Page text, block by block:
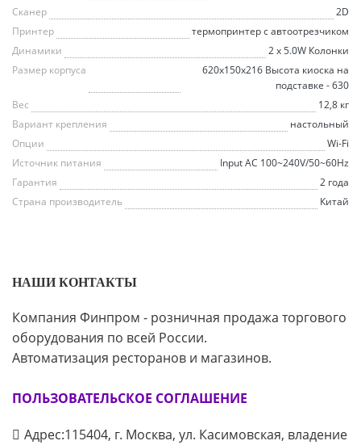
Сканер
2D
Принтер
термопринтер с автоотрезчиком
Динамики
2 х 5.0W Колонки
Размер корпуса
620х150х216 Высота киоска на
подставке - 630
Вес
12,8 кг
Вариант крепления
настольный
Опции
Wi-Fi
Источник питания
Input AC 100~240V/50~60Hz
Гарантия
2 года
Страна производитель
Китай
НАШИ КОНТАКТЫ
Компания Финпром - розничная продажа торгового
оборудования по всей России.
Автоматизация ресторанов и магазинов.
ПОЛЬЗОВАТЕЛЬСКОЕ СОГЛАШЕНИЕ
Адрес:115404, г. Москва, ул. Касимовская, владение